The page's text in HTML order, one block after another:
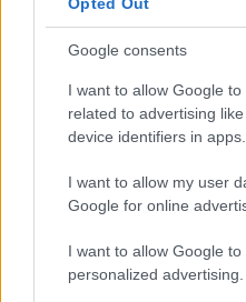
Google consents
I want to allow Google
related to advertising
device identifiers in apps.
I want to allow my user
Google for online
I want to allow Google to
personalized advertising.
Dimitris
Minister of Digital
Alexandra Palli
Deputy Regional
Entrepreneurship &
Programming in
Attica Region